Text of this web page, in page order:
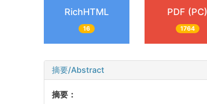
RichHTML
16
PDF (PC)
1764
摘要/Abstract
摘要：